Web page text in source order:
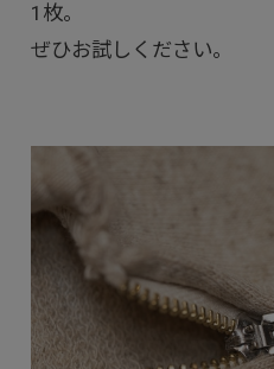
1枚。
ぜひお試しください。